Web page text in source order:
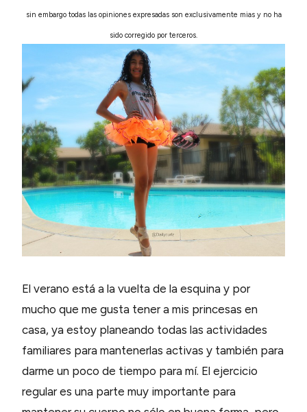
sin embargo todas las opiniones expresadas son exclusivamente mias y no ha
sido corregido por terceros.
El verano está a la vuelta de la esquina y por
mucho que me gusta tener a mis princesas en
casa, ya estoy planeando todas las actividades
familiares para mantenerlas activas y también para
darme un poco de tiempo para mí. El ejercicio
regular es una parte muy importante para